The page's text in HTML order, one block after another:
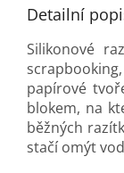
Detailní
Silikonové
papírové
blokem, na
běžných
stačí omýt